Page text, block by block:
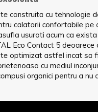
construita cu tehnologie
calatorii confortabile pe
usurati acum ca exista
Eco Contact 5 deoarece
optimizat astfel incat sa
cu mediul
organici pentru a nu